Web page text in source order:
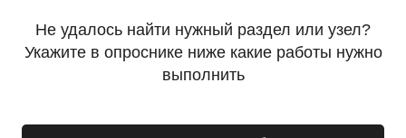
Не удалось найти нужный раздел или узел?
Укажите в опроснике ниже какие работы нужно
выполнить